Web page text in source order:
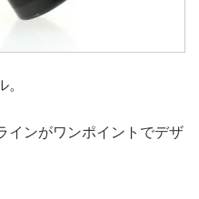
インがワンポイントでデザ